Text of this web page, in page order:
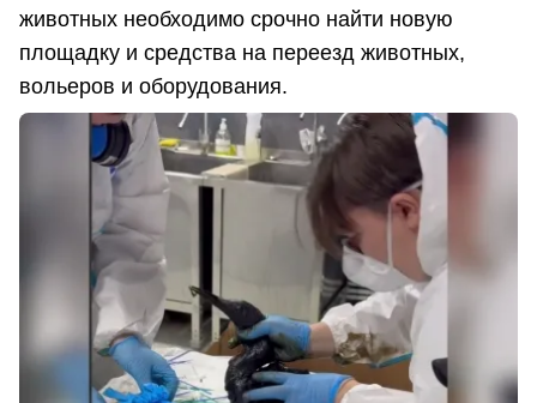
животных необходимо срочно найти новую
площадку и средства на переезд животных,
вольеров и оборудования.